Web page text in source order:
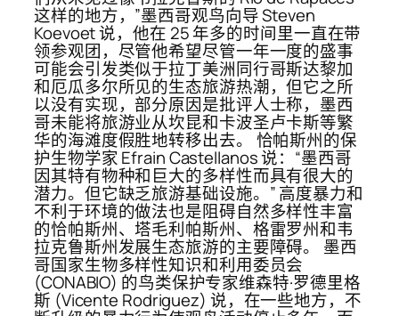
这样的地方，”墨西哥观鸟向导 Steven
Koevoet 说，他在 25 年多的时间里一直在带
领参观团，尽管他希望尽管一年一度的盛事
可能会引发类似于拉丁美洲同行哥斯达黎加
和厄瓜多尔所见的生态旅游热潮，但它之所
以没有实现，部分原因是批评人士称，墨西
哥未能将旅游业从坎昆和卡波圣卢卡斯等繁
华的海滩度假胜地转移出去。 恰帕斯州的保
护生物学家 Efrain Castellanos 说：“墨西哥
因其特有物种和巨大的多样性而具有很大的
潜力。但它缺乏旅游基础设施。” 高度暴力和
不利于环境的做法也是阻碍自然多样性丰富
的恰帕斯州、塔毛利帕斯州、格雷罗州和韦
拉克鲁斯州发展生态旅游的主要障碍。 墨西
哥国家生物多样性知识和利用委员会
(CONABIO) 的鸟类保护专家维森特·罗德里格
斯 (Vicente Rodriguez) 说，在一些地方，不